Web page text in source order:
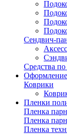
Сендвич-
Средства
Оформление
Коврики
Пленки
Пленка
Пленка
Пленка